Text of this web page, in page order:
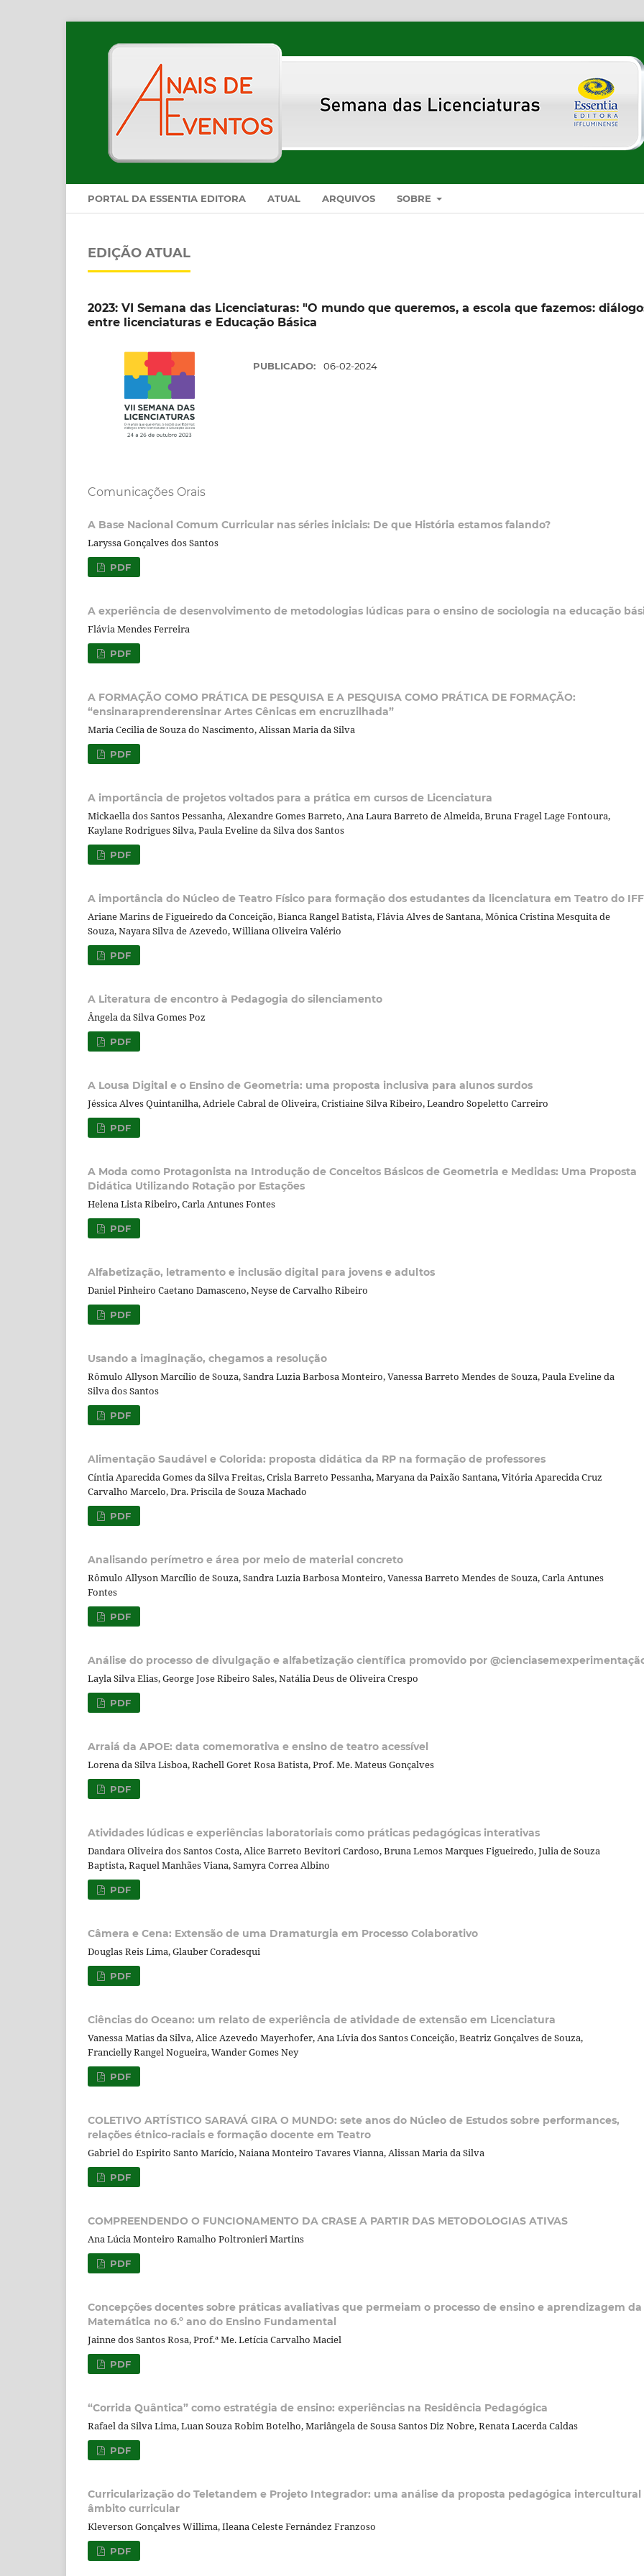
PORTAL DA ESSENTIA EDITORA ATUAL ARQUIVOS SOBRE
EDIÇÃO ATUAL
2023: VI Semana das Licenciaturas: "O mundo que queremos, a escola que fazemos:
entre licenciaturas e Educação Básica
PUBLICADO: 06-02-2024
Comunicações Orais
A Base Nacional Comum Curricular nas séries iniciais: De que História estamos falando?
Laryssa Gonçalves dos Santos
PDF
A experiência de desenvolvimento de metodologias lúdicas para o ensino de sociologia na educação
Flávia Mendes Ferreira
PDF
A FORMAÇÃO COMO PRÁTICA DE PESQUISA E A PESQUISA COMO PRÁTICA DE FORMAÇÃO:
“ensinaraprenderensinar Artes Cênicas em encruzilhada”
Maria Cecilia de Souza do Nascimento, Alissan Maria da Silva
PDF
A importância de projetos voltados para a prática em cursos de Licenciatura
Mickaella dos Santos Pessanha, Alexandre Gomes Barreto, Ana Laura Barreto de Almeida, Bruna Fragel Lage Fontoura,
Kaylane Rodrigues Silva, Paula Eveline da Silva dos Santos
PDF
A importância do Núcleo de Teatro Físico para formação dos estudantes da licenciatura em Teatro do IFF
Ariane Marins de Figueiredo da Conceição, Bianca Rangel Batista, Flávia Alves de Santana, Mônica Cristina Mesquita de
Souza, Nayara Silva de Azevedo, Williana Oliveira Valério
PDF
A Literatura de encontro à Pedagogia do silenciamento
Ângela da Silva Gomes Poz
PDF
A Lousa Digital e o Ensino de Geometria: uma proposta inclusiva para alunos surdos
Jéssica Alves Quintanilha, Adriele Cabral de Oliveira, Cristiaine Silva Ribeiro, Leandro Sopeletto Carreiro
PDF
A Moda como Protagonista na Introdução de Conceitos Básicos de Geometria e Medidas: Uma Proposta
Didática Utilizando Rotação por Estações
Helena Lista Ribeiro, Carla Antunes Fontes
PDF
Alfabetização, letramento e inclusão digital para jovens e adultos
Daniel Pinheiro Caetano Damasceno, Neyse de Carvalho Ribeiro
PDF
Usando a imaginação, chegamos a resolução
Rômulo Allyson Marcílio de Souza, Sandra Luzia Barbosa Monteiro, Vanessa Barreto Mendes de Souza, Paula Eveline da
Silva dos Santos
PDF
Alimentação Saudável e Colorida: proposta didática da RP na formação de professores
Cíntia Aparecida Gomes da Silva Freitas, Crisla Barreto Pessanha, Maryana da Paixão Santana, Vitória Aparecida Cruz
Carvalho Marcelo, Dra. Priscila de Souza Machado
PDF
Analisando perímetro e área por meio de material concreto
Rômulo Allyson Marcílio de Souza, Sandra Luzia Barbosa Monteiro, Vanessa Barreto Mendes de Souza, Carla Antunes
Fontes
PDF
Análise do processo de divulgação e alfabetização científica promovido por
Layla Silva Elias, George Jose Ribeiro Sales, Natália Deus de Oliveira Crespo
PDF
Arraiá da APOE: data comemorativa e ensino de teatro acessível
Lorena da Silva Lisboa, Rachell Goret Rosa Batista, Prof. Me. Mateus Gonçalves
PDF
Atividades lúdicas e experiências laboratoriais como práticas pedagógicas interativas
Dandara Oliveira dos Santos Costa, Alice Barreto Bevitori Cardoso, Bruna Lemos Marques Figueiredo, Julia de Souza
Baptista, Raquel Manhães Viana, Samyra Correa Albino
PDF
Câmera e Cena: Extensão de uma Dramaturgia em Processo Colaborativo
Douglas Reis Lima, Glauber Coradesqui
PDF
Ciências do Oceano: um relato de experiência de atividade de extensão em Licenciatura
Vanessa Matias da Silva, Alice Azevedo Mayerhofer, Ana Lívia dos Santos Conceição, Beatriz Gonçalves de Souza,
Francielly Rangel Nogueira, Wander Gomes Ney
PDF
COLETIVO ARTÍSTICO SARAVÁ GIRA O MUNDO: sete anos do Núcleo de Estudos sobre performances,
relações étnico-raciais e formação docente em Teatro
Gabriel do Espirito Santo Marício, Naiana Monteiro Tavares Vianna, Alissan Maria da Silva
PDF
COMPREENDENDO O FUNCIONAMENTO DA CRASE A PARTIR DAS METODOLOGIAS ATIVAS
Ana Lúcia Monteiro Ramalho Poltronieri Martins
PDF
Concepções docentes sobre práticas avaliativas que permeiam o processo de ensino e aprendizagem da
Matemática no 6.º ano do Ensino Fundamental
Jainne dos Santos Rosa, Prof.ª Me. Letícia Carvalho Maciel
PDF
“Corrida Quântica” como estratégia de ensino: experiências na Residência Pedagógica
Rafael da Silva Lima, Luan Souza Robim Botelho, Mariângela de Sousa Santos Diz Nobre, Renata Lacerda Caldas
PDF
Curricularização do Teletandem e Projeto Integrador: uma análise da proposta pedagógica intercultural
âmbito curricular
Kleverson Gonçalves Willima, Ileana Celeste Fernández Franzoso
PDF